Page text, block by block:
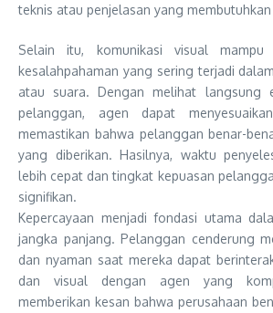
teknis atau penjelasan yang
Selain itu, komunikasi visual mampu
kesalahpahaman yang sering terjadi
atau suara. Dengan melihat langsung
pelanggan, agen dapat
memastikan bahwa pelanggan benar-
yang diberikan. Hasilnya, waktu
lebih cepat dan tingkat kepuasan
signifikan.
Kepercayaan menjadi fondasi utama
jangka panjang. Pelanggan cenderung
dan nyaman saat mereka dapat
dan visual dengan agen yang
memberikan kesan bahwa perusahaan